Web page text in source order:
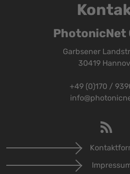
PhotonicNet
Garbsener
30419
+49 (0)170 /